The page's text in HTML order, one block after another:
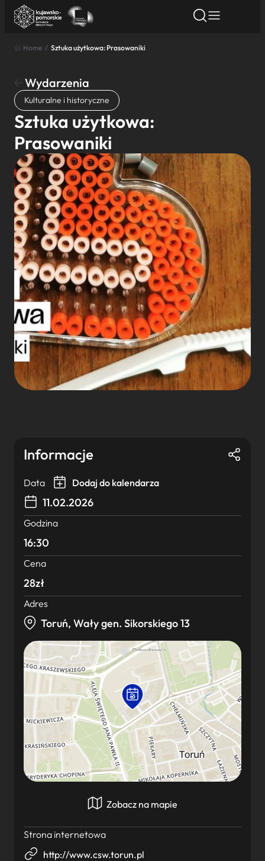
Znajdź atrakcję
Nazwa atrakcji
Miasto
Kategoria
Wyszukaj
Home / Sztuka użytkowa: Prasowaniki
Wydarzenia
Kulturalne i historyczne
Sztuka użytkowa:
Prasowaniki
Informacje
Data Dodaj do kalendarza
11.02.2026
Godzina
16:30
Cena
28zł
Adres
Toruń, Wały gen. Sikorskiego 13
Zobacz na mapie
Strona internetowa
http://www.csw.torun.pl